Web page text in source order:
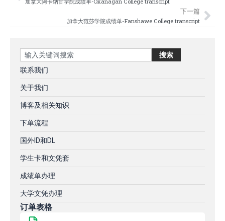
下一篇
加拿大范莎学院成绩单-Fanshawe College transcript
Search 搜索
联系我们
关于我们
博客及相关知识
下单流程
国外ID和DL
学生卡和文凭套
成绩单办理
大学文凭办理
订单表格